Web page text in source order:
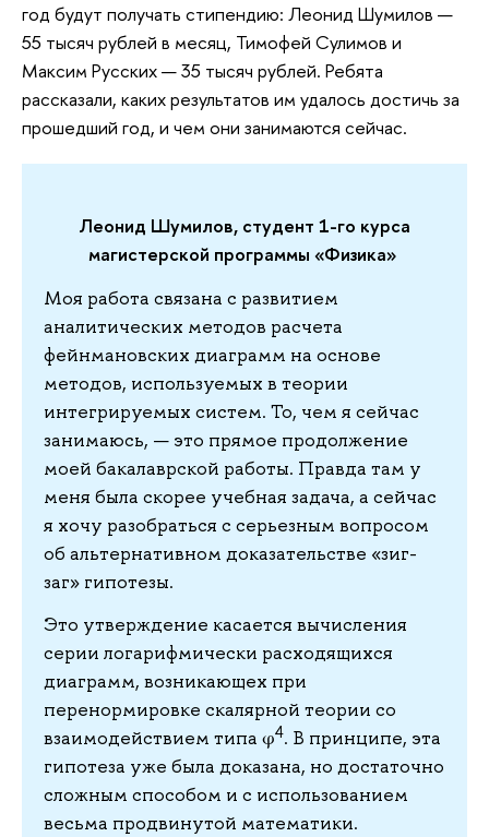
год будут получать стипендию: Леонид Шумилов —
55 тысяч рублей в месяц, Тимофей Сулимов и
Максим Русских — 35 тысяч рублей. Ребята
рассказали, каких результатов им удалось достичь за
прошедший год, и чем они занимаются сейчас.
Леонид Шумилов, студент 1-го курса
магистерской программы «Физика»
Моя работа связана с развитием
аналитических методов расчета
фейнмановских диаграмм на основе
методов, используемых в теории
интегрируемых систем. То, чем я сейчас
занимаюсь, — это прямое продолжение
моей бакалаврской работы. Правда там у
меня была скорее учебная задача, а сейчас
я хочу разобраться с серьезным вопросом
об альтернативном доказательстве «зиг-
заг» гипотезы.
Это утверждение касается вычисления
серии логарифмически расходящихся
диаграмм, возникающех при
перенормировке скалярной теории со
взаимодействием типа φ4. В принципе, эта
гипотеза уже была доказана, но достаточно
сложным способом и с использованием
весьма продвинутой математики.